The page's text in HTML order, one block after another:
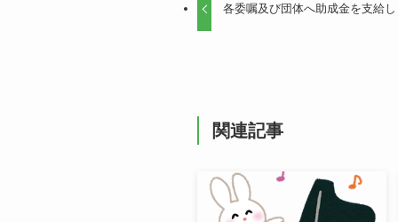
各委嘱及び団体へ助成金を支給
関連記事